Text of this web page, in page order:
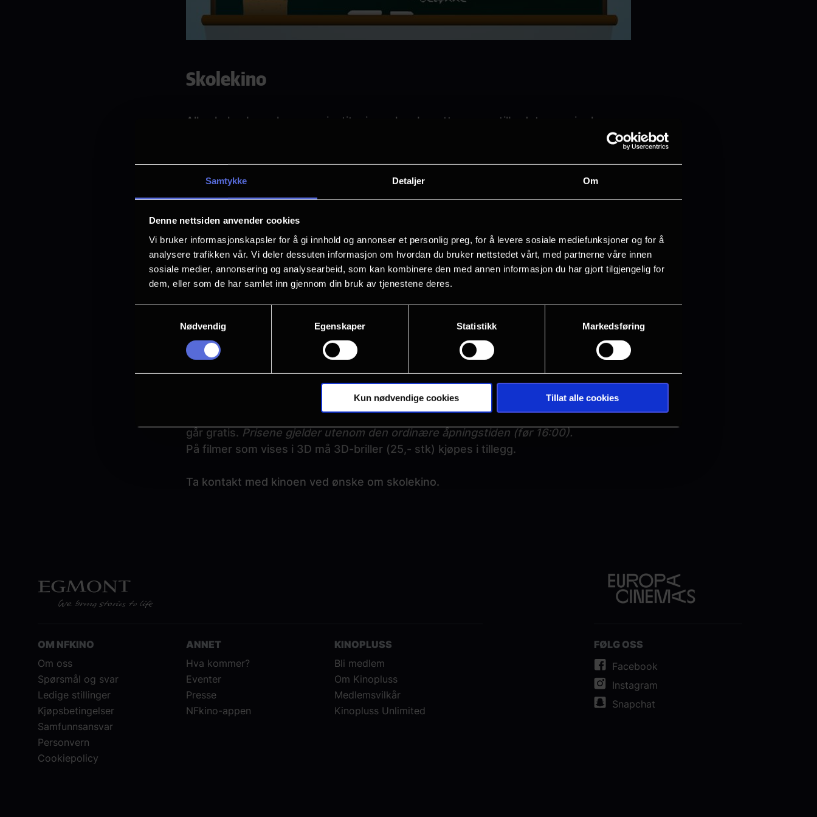
Samtykke Detaljer Om
Denne nettsiden anvender cookies
Vi bruker informasjonskapsler for å gi innhold og annonser et personlig preg, for å levere sosiale mediefunksjoner og for å
analysere trafikken vår. Vi deler dessuten informasjon om hvordan du bruker nettstedet vårt, med partnerne våre innen
sosiale medier, annonsering og analysearbeid, som kan kombinere den med annen informasjon du har gjort tilgjengelig for
dem, eller som de har samlet inn gjennom din bruk av tjenestene deres.
Nødvendig
Egenskaper Statistikk Markedsføring
Kun nødvendige cookies Tillat alle cookies
Skolekino
Alle skoler, barnehager og institusjoner kan benytte seg av tilbudet som gir elever
nordiskfilm.com
(Katrine[dot]wang[at]nordiskfilm[dot]com)
med ønske om film, dag,
klokkeslett, antall elever og lærere.
Grupper på mer enn 30 elever kan også ta kontakt for en privat visning på dagtid
utenom vårt program.
Billettene betales med rekvisisjon, debetkort eller kontant.
festivaler og førpremierer.
Prisen for skolekino er 75 kroner per elev/barn i barnehage, mens lærere/ansatte
går gratis. Prisene gjelder utenom den ordinære åpningstiden (før 16:00).
På filmer som vises i 3D må 3D-briller (25,- stk) kjøpes i tillegg.
Ta kontakt med kinoen ved ønske om skolekino.
OM NFKINO
Om oss
Spørsmål og svar
Ledige stillinger
Kjøpsbetingelser
Samfunnsansvar
Personvern
Cookiepolicy
ANNET
Hva kommer?
Eventer
Presse
NFkino-appen
KINOPLUSS
Bli medlem
Om Kinopluss
Medlemsvilkår
Kinopluss Unlimited
FØLG OSS
Facebook
Instagram
Snapchat